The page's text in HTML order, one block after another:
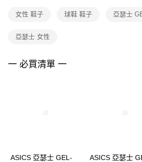
權轉讓予恩沛科技股份有限公司。
３．未成年的使用者請事先徵得法定代理人或監
４．使用「AFTEE先享後付」時，將依據個別帳
女性 鞋子 球鞋 鞋子 亞瑟士
亞瑟士 女性
一 必買清單 一
ASICS 亞瑟士 GEL-
ASICS 亞瑟士